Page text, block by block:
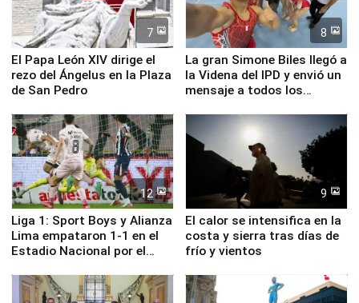
7
El Papa León XIV dirige el
rezo del Ángelus en la Plaza
de San Pedro
8
La gran Simone Biles llegó a
la Videna del IPD y envió un
mensaje a todos los
12
Liga 1: Sport Boys y Alianza
Lima empataron 1-1 en el
Estadio Nacional por el
9
El calor se intensifica en la
costa y sierra tras días de
frío y vientos